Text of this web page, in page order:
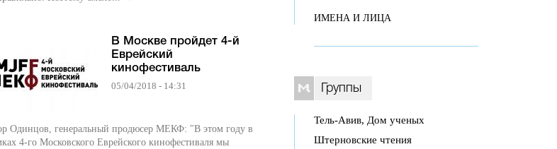
В Москве пройдет 4-й
Еврейский
кинофестиваль
05/04/2018 - 14:31
Одинцов, генеральный продюсер МЕКФ: "В этом году в
4-го Московского Еврейского кинофестиваля мы
ИМЕНА И ЛИЦА
Группы
Тель-Авив, Дом ученых
Штерновские чтения